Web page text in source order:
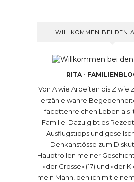
WILLKOMMEN BEI DEN
RITA -
Von A wie Arbeiten bis Z wie
erzähle wahre
facettenreichen Leben als
Familie. Dazu gibt es
Ausflugstipps und
Denkanstösse zum
Hauptrollen meiner
- «der Grosse» (17) und «der
mein Mann, den ich mit